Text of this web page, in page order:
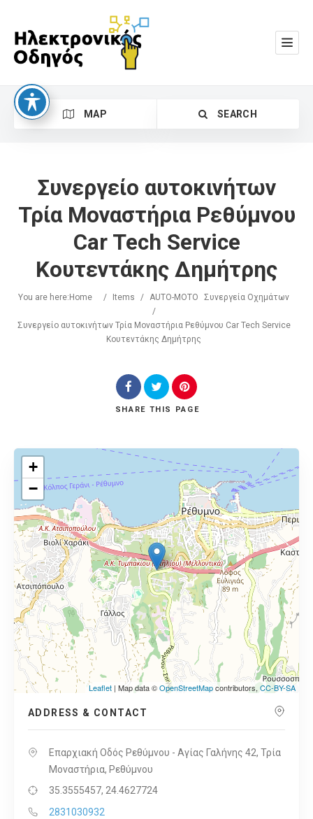
MAP SEARCH
Search
Συνεργείο αυτοκινήτων
Τρία Μοναστήρια Ρεθύμνου
Car Tech Service
Κουτεντάκης Δημήτρης
You are here: Home / Items / AUTO-MOTO
Συνεργεία Οχημάτων
/
Συνεργείο αυτοκινήτων Τρία Μοναστήρια Ρεθύμνου Car Tech Service
Κουτεντάκης Δημήτρης
SHARE THIS PAGE
+
−
Leaflet | Map data ©OpenStreetMapcontributors, CC-BY-SA
ADDRESS & CONTACT
Επαρχιακή Οδός Ρεθύμνου - Αγίας Γαλήνης 42, Τρία
Μοναστήρια, Ρεθύμνου
35.3555457, 24.4627724
2831030932